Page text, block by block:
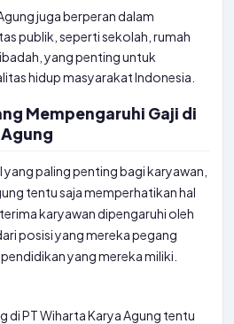
juga berperan dalam
publik, seperti sekolah, rumah
yang penting untuk
hidup masyarakat Indonesia.
Mempengaruhi Gaji di
yang paling penting bagi karyawan,
tentu saja memperhatikan hal
karyawan dipengaruhi oleh
posisi yang mereka pegang
yang mereka miliki.
di PT Wiharta Karya Agung tentu